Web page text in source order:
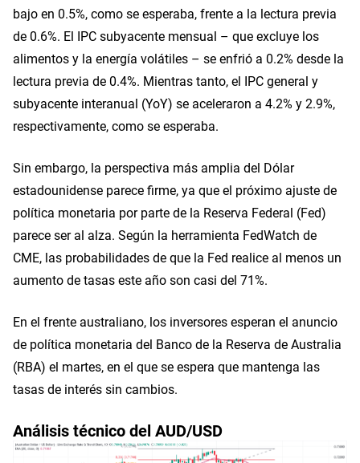
bajo en 0.5%, como se esperaba, frente a la lectura previa
de 0.6%. El IPC subyacente mensual – que excluye los
alimentos y la energía volátiles – se enfrió a 0.2% desde la
lectura previa de 0.4%. Mientras tanto, el IPC general y
subyacente interanual (YoY) se aceleraron a 4.2% y 2.9%,
respectivamente, como se esperaba.
Sin embargo, la perspectiva más amplia del Dólar
estadounidense parece firme, ya que el próximo ajuste de
política monetaria por parte de la Reserva Federal (Fed)
parece ser al alza. Según la herramienta FedWatch de
CME, las probabilidades de que la Fed realice al menos un
aumento de tasas este año son casi del 71%.
En el frente australiano, los inversores esperan el anuncio
de política monetaria del Banco de la Reserva de Australia
(RBA) el martes, en el que se espera que mantenga las
tasas de interés sin cambios.
Análisis técnico del AUD/USD